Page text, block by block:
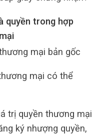
quyền trong hợp
mại bản gốc
mại có thể
trị quyền thương mại
ký nhượng quyền,